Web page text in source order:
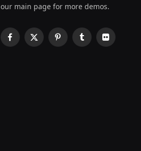
our main page for more demos.
Facebook
X
PinterestTumblrFlickr